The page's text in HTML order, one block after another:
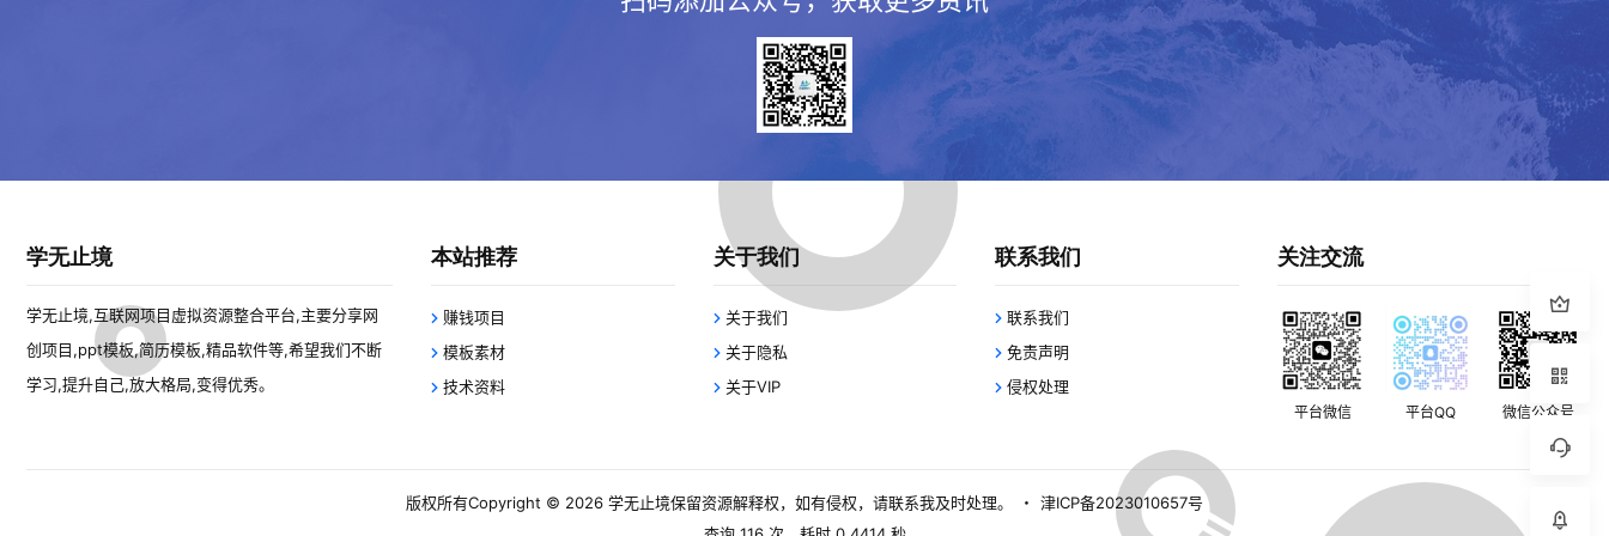
学无止境
学无止境,互联网项目虚拟资源整合平台,主要分享网
创项目,ppt模板,简历模板,精品软件等,希望我们不断
学习,提升自己,放大格局,变得优秀。
本站推荐
赚钱项目
模板素材
技术资料
关于我们
关于我们
关于隐私
关于VIP
联系我们
联系我们
免责声明
侵权处理
关注交流
平台微信 平台QQ 微信公众号
版权所有Copyright © 2026 学无止境保留资源解释权，如有侵权，请联系我及时处理。 ・
津ICP备2023010657号